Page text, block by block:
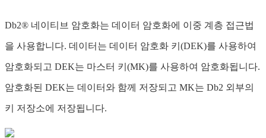
Db2® 네이티브 암호화는 데이터 암호화에 이중 계층 접근법
을 사용합니다. 데이터는 데이터 암호화 키(DEK)를 사용하여
암호화되고 DEK는 마스터 키(MK)를 사용하여 암호화됩니다.
암호화된 DEK는 데이터와 함께 저장되고 MK는 Db2 외부의
키 저장소에 저장됩니다.